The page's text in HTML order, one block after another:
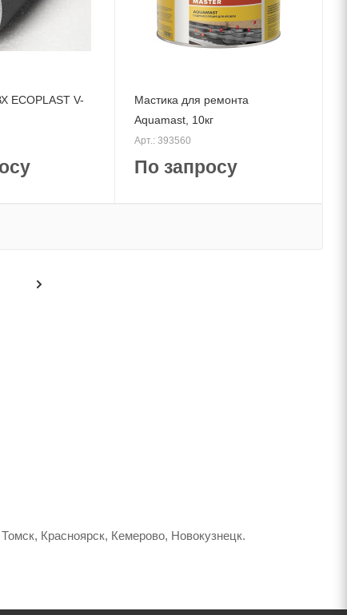
ECOPLAST V-
Мастика для ремонта
Aquamast, 10кг
Арт.: 393560
По запросу
Красноярск, Кемерово, Новокузнецк.